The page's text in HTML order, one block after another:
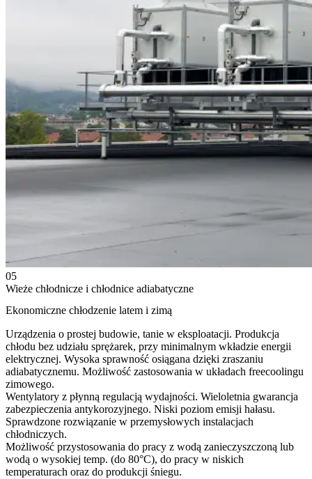
05
Wieże chłodnicze i chłodnice adiabatyczne
Ekonomiczne chłodzenie latem i zimą
Urządzenia o prostej budowie, tanie w eksploatacji. Produkcja
chłodu bez udziału sprężarek, przy minimalnym wkładzie energii
elektrycznej. Wysoka sprawność osiągana dzięki zraszaniu
adiabatycznemu. Możliwość zastosowania w układach freecoolingu
zimowego.
Wentylatory z płynną regulacją wydajności. Wieloletnia gwarancja
zabezpieczenia antykorozyjnego. Niski poziom emisji hałasu.
Sprawdzone rozwiązanie w przemysłowych instalacjach
chłodniczych.
Możliwość przystosowania do pracy z wodą zanieczyszczoną lub
wodą o wysokiej temp. (do 80°C), do pracy w niskich
temperaturach oraz do produkcji śniegu.